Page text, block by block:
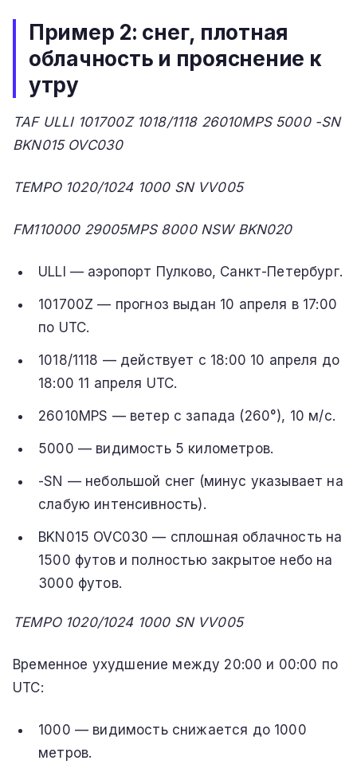
Пример 2: снег, плотная
облачность и прояснение к
утру
TAF ULLI 101700Z 1018/1118 26010MPS 5000 -SN
BKN015 OVC030
TEMPO 1020/1024 1000 SN VV005
FM110000 29005MPS 8000 NSW BKN020
ULLI — аэропорт Пулково, Санкт-Петербург.
101700Z — прогноз выдан 10 апреля в 17:00
по UTC.
1018/1118 — действует с 18:00 10 апреля до
18:00 11 апреля UTC.
26010MPS — ветер с запада (260°), 10 м/с.
5000 — видимость 5 километров.
-SN — небольшой снег (минус указывает на
слабую интенсивность).
BKN015 OVC030 — сплошная облачность на
1500 футов и полностью закрытое небо на
3000 футов.
TEMPO 1020/1024 1000 SN VV005
Временное ухудшение между 20:00 и 00:00 по
UTC:
1000 — видимость снижается до 1000
метров.